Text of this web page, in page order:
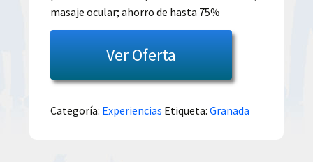
era:
90.00€.
es:
39.00€.
masaje ocular; ahorro de hasta 75%
Ver Oferta
Categoría: Experiencias Etiqueta:Granada